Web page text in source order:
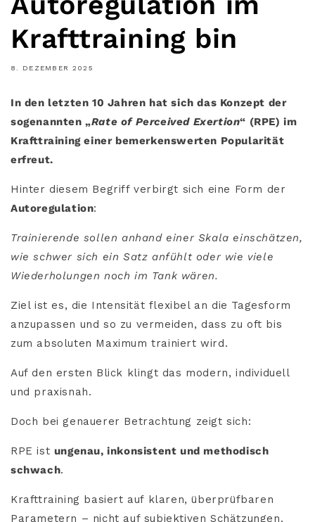
Krafttraining bin
8. DEZEMBER 2025
In den letzten 10 Jahren hat sich das Konzept der
sogenannten „Rate of Perceived Exertion“ (RPE) im
Krafttraining einer bemerkenswerten Popularität
erfreut.
Hinter diesem Begriff verbirgt sich eine Form der
Autoregulation:
Trainierende sollen anhand einer Skala einschätzen,
wie schwer sich ein Satz anfühlt oder wie viele
Wiederholungen noch im Tank wären.
Ziel ist es, die Intensität flexibel an die Tagesform
anzupassen und so zu vermeiden, dass zu oft bis
zum absoluten Maximum trainiert wird.
Auf den ersten Blick klingt das modern, individuell
und praxisnah.
Doch bei genauerer Betrachtung zeigt sich:
RPE ist ungenau, inkonsistent und methodisch
schwach.
Krafttraining basiert auf klaren, überprüfbaren
Parametern – nicht auf subjektiven Schätzungen.